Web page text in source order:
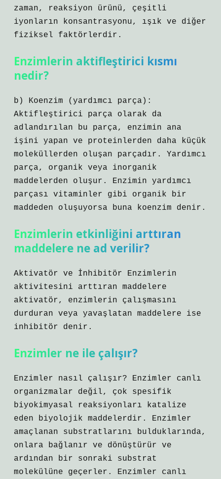
zaman, reaksiyon ürünü, çeşitli
iyonların konsantrasyonu, ışık ve diğer
fiziksel faktörlerdir.
Enzimlerin aktifleştirici kısmı
nedir?
b) Koenzim (yardımcı parça):
Aktifleştirici parça olarak da
adlandırılan bu parça, enzimin ana
işini yapan ve proteinlerden daha küçük
moleküllerden oluşan parçadır. Yardımcı
parça, organik veya inorganik
maddelerden oluşur. Enzimin yardımcı
parçası vitaminler gibi organik bir
maddeden oluşuyorsa buna koenzim denir.
Enzimlerin etkinliğini arttıran
maddelere ne ad verilir?
Aktivatör ve İnhibitör Enzimlerin
aktivitesini arttıran maddelere
aktivatör, enzimlerin çalışmasını
durduran veya yavaşlatan maddelere ise
inhibitör denir.
Enzimler ne ile çalışır?
Enzimler nasıl çalışır? Enzimler canlı
organizmalar değil, çok spesifik
biyokimyasal reaksiyonları katalize
eden biyolojik maddelerdir. Enzimler
amaçlanan substratlarını bulduklarında,
onlara bağlanır ve dönüştürür ve
ardından bir sonraki substrat
molekülüne geçerler. Enzimler canlı